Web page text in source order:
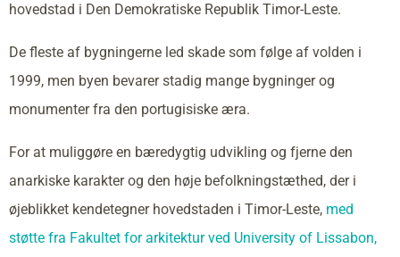
hovedstad i Den Demokratiske Republik Timor-Leste.
De fleste af bygningerne led skade som følge af volden i
1999, men byen bevarer stadig mange bygninger og
monumenter fra den portugisiske æra.
For at muliggøre en bæredygtig udvikling og fjerne den
anarkiske karakter og den høje befolkningstæthed, der i
øjeblikket kendetegner hovedstaden i Timor-Leste, med
støtte fra Fakultet for arkitektur ved University of Lissabon,